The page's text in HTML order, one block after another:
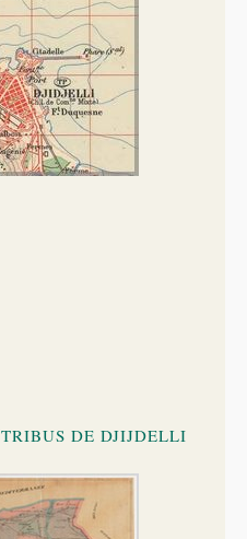
DE DJIJDELLI